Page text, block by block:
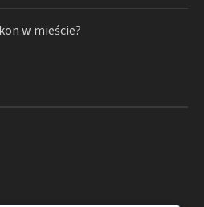
w mieście?